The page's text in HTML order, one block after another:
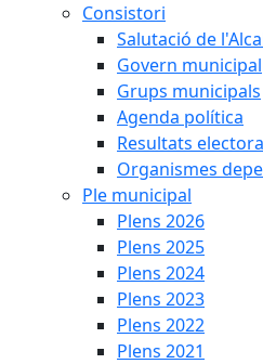
Consistori
Salutació de
Govern municipal
Grups municipals
Agenda política
Resultats
Organismes
Ple municipal
Plens 2026
Plens 2025
Plens 2024
Plens 2023
Plens 2022
Plens 2021